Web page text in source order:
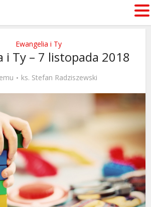
Ewangelia i Ty
i Ty – 7 listopada 2018
ks. Stefan Radziszewski